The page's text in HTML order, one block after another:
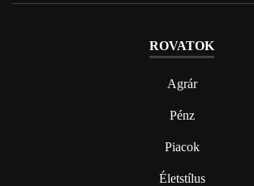
ROVATOK
Agrár
Pénz
Piacok
Életstílus